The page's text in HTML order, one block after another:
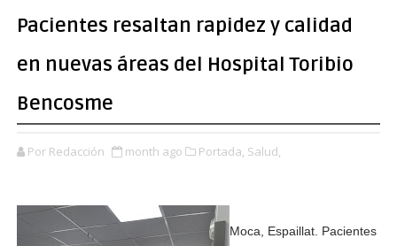
Pacientes resaltan rapidez y calidad
en nuevas áreas del Hospital Toribio
Bencosme
Por Redacción month ago Portada, Salud,
Moca, Espaillat. Pacientes